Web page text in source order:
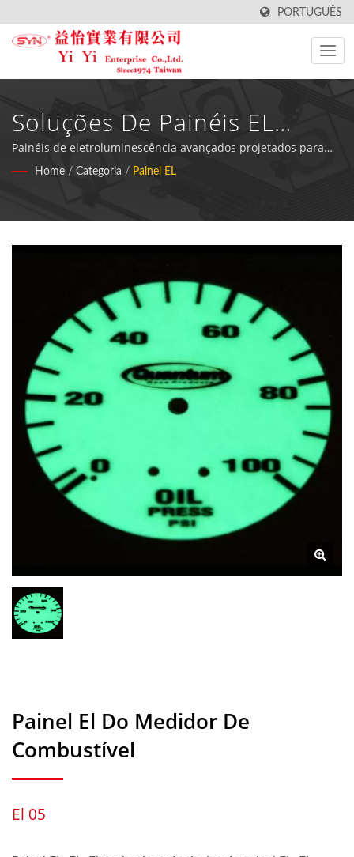
PORTUGUÊS
Soluções De Painéis EL
Premium Para Aplicações
Automotivas E Industriais
Painéis de eletroluminescência avançados projetados para
medidores de combustível, equipamentos de beleza e
Home / Categoria / Painel EL
Painel El Do Medidor De
Combustível
El 05